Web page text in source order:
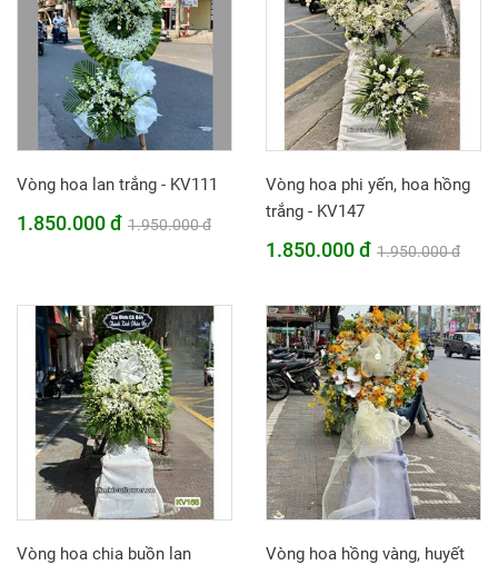
Vòng hoa lan trắng - KV111
1.850.000 đ 1.950.000 đ
Vòng hoa phi yến, hoa hồng
trắng - KV147
1.850.000 đ 1.950.000 đ
Vòng hoa chia buồn lan
Vòng hoa hồng vàng, huyết